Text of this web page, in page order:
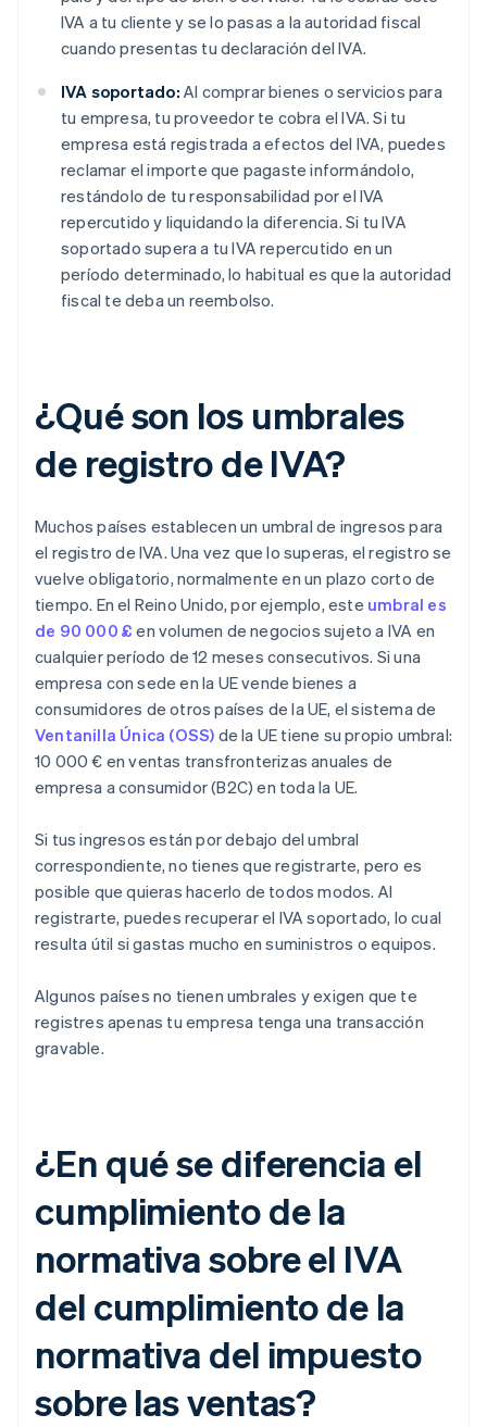
IVA a tu cliente y se lo pasas a la autoridad fiscal
cuando presentas tu declaración del IVA.
IVA soportado: Al comprar bienes o servicios para
tu empresa, tu proveedor te cobra el IVA. Si tu
empresa está registrada a efectos del IVA, puedes
reclamar el importe que pagaste informándolo,
restándolo de tu responsabilidad por el IVA
repercutido y liquidando la diferencia. Si tu IVA
soportado supera a tu IVA repercutido en un
período determinado, lo habitual es que la autoridad
fiscal te deba un reembolso.
¿Qué son los umbrales
de registro de IVA?
Muchos países establecen un umbral de ingresos para
el registro de IVA. Una vez que lo superas, el registro se
vuelve obligatorio, normalmente en un plazo corto de
tiempo. En el Reino Unido, por ejemplo, este umbral es
de 90 000 £ en volumen de negocios sujeto a IVA en
cualquier período de 12 meses consecutivos. Si una
empresa con sede en la UE vende bienes a
consumidores de otros países de la UE, el sistema de
Ventanilla Única (OSS) de la UE tiene su propio umbral:
10 000 € en ventas transfronterizas anuales de
empresa a consumidor (B2C) en toda la UE.
Si tus ingresos están por debajo del umbral
correspondiente, no tienes que registrarte, pero es
posible que quieras hacerlo de todos modos. Al
registrarte, puedes recuperar el IVA soportado, lo cual
resulta útil si gastas mucho en suministros o equipos.
Algunos países no tienen umbrales y exigen que te
registres apenas tu empresa tenga una transacción
gravable.
¿En qué se diferencia el
cumplimiento de la
normativa sobre el IVA
del cumplimiento de la
normativa del impuesto
sobre las ventas?